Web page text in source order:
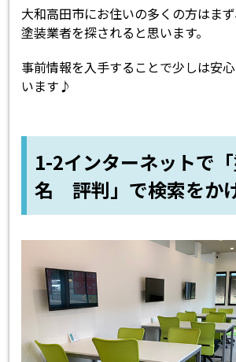
大和高田市にお住いの多くの方はま
塗装業者を探されると思います。
事前情報を入手することで少しは安
います♪
1-2インターネットで
名 評判」で検索をか